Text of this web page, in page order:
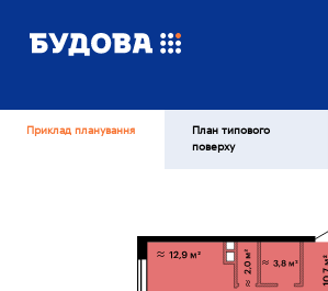
Приклад планування
План типового
поверху